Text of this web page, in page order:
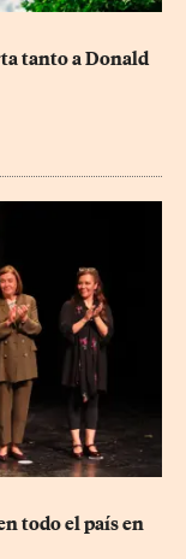
tanto a Donald
todo el país en